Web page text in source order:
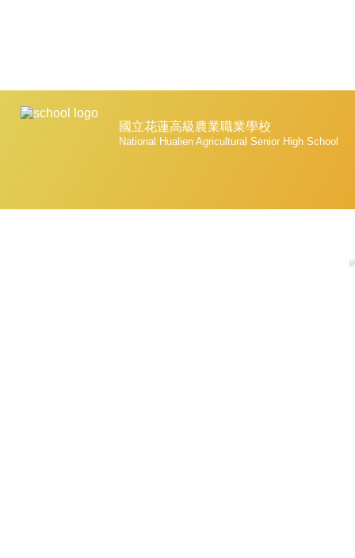
國立花蓮高級農業職業學校
National Hualien Agricultural Senior High School